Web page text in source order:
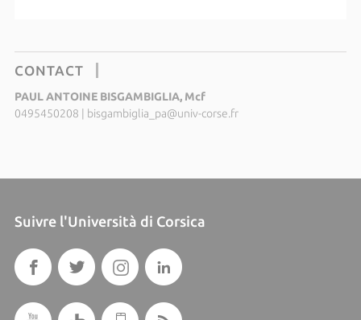
CONTACT
PAUL ANTOINE BISGAMBIGLIA, Mcf
0495450208 | bisgambiglia_pa@univ-corse.fr
Suivre l'Università di Corsica